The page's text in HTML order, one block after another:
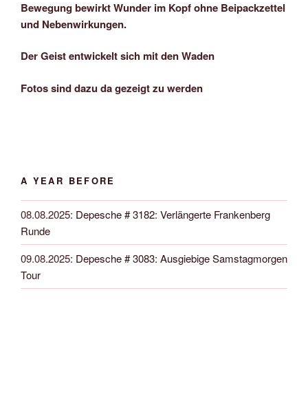
Bewegung bewirkt Wunder im Kopf ohne Beipackzettel
und Nebenwirkungen.
Der Geist entwickelt sich mit den Waden
Fotos sind dazu da gezeigt zu werden
A YEAR BEFORE
08.08.2025: Depesche # 3182: Verlängerte Frankenberg
Runde
09.08.2025: Depesche # 3083: Ausgiebige Samstagmorgen
Tour